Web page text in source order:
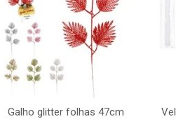
Galho glitter folhas 47cm